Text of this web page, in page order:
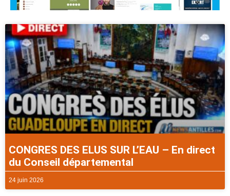
CONGRES DES ELUS SUR L’EAU – En direct
du Conseil départemental
24 juin 2026